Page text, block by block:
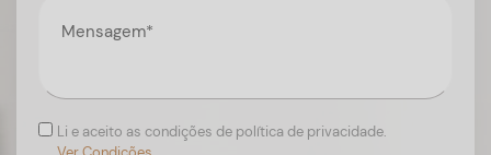
Li e aceito as condições de política de privacidade.